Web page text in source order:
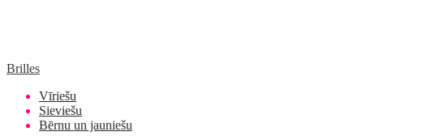
Brilles
Vīriešu
Sieviešu
Bērnu un jauniešu